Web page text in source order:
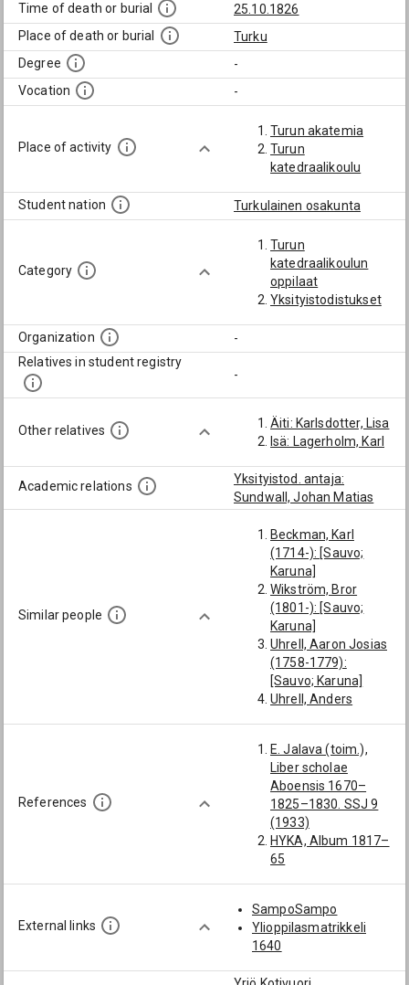
Time of death or burial
25.10.1826
Place of death or burial
Turku
Degree
-
Vocation
-
Place of activity
Turun akatemia
Turun
katedraalikoulu
Student nation Turkulainen osakunta
Category
Turun
katedraalikoulun
oppilaat
Yksityistodistukset
Organization
-
Relatives in student registry
-
Other relatives
Äiti: Karlsdotter, Lisa
Isä: Lagerholm, Karl
Academic relations
Yksityistod. antaja:
Sundwall, Johan Matias
Similar people
Beckman, Karl
(1714-): [Sauvo;
Karuna]
Wikström, Bror
(1801-): [Sauvo;
Karuna]
Uhrell, Aaron Josias
(1758-1779):
[Sauvo; Karuna]
Uhrell, Anders
Bergström, Simon
(1737-1798):
[Sauvo; Karuna]
Malm, Uno August
(1874-1892):
[Sauvo; Karuna]
References
E. Jalava (toim.),
Liber scholae
Aboensis 1670–
1825–1830. SSJ 9
(1933)
HYKA, Album 1817–
65
External links
SampoSampo
Ylioppilasmatrikkeli
1640